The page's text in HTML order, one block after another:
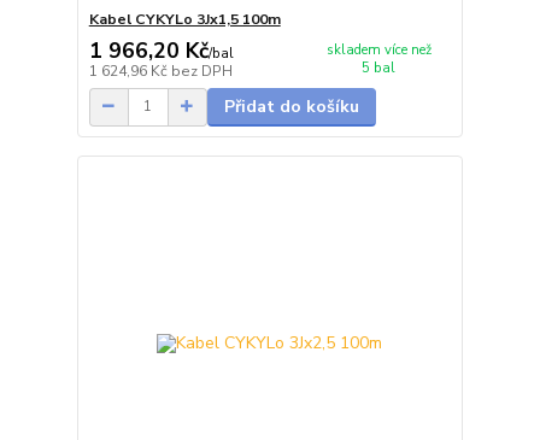
Kabel CYKYLo 3Jx1,5 100m
1 966,20 Kč/bal
1 624,96 Kč bez DPH
skladem více než
5 bal
Přidat do košíku